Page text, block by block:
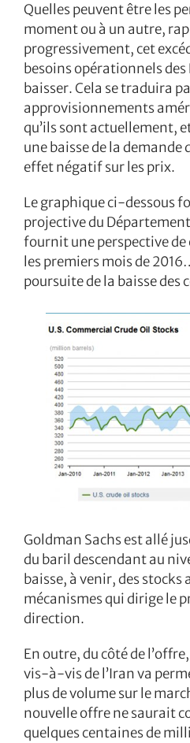
Quelles peuvent être les
moment ou à un autre,
progressivement, cet
besoins opérationnels
baisser. Cela se traduira
approvisionnements
qu’ils sont actuellement,
une baisse de la demande
effet négatif sur les prix.
Le graphique ci-dessous
projective du Département
fournit une perspective
les premiers mois de
poursuite de la baisse des
Goldman Sachs est allé
du baril descendant au
baisse, à venir, des stocks
mécanismes qui dirige le
direction.
En outre, du côté de
vis-à-vis de l’Iran va
plus de volume sur le
nouvelle offre ne saurait
quelques centaines de